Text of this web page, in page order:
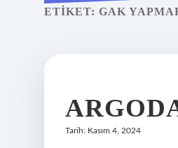
ETIKET: GAK
Tarih: Kasım 4, 2024